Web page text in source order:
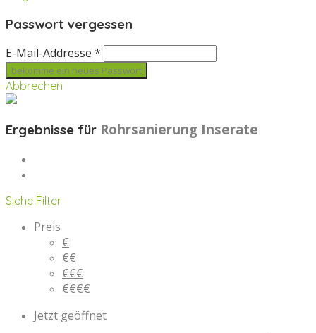
Passwort vergessen
E-Mail-Addresse *
Abbrechen
Ergebnisse für Rohrsanierung Inserate
Siehe Filter
Preis
€
€€
€€€
€€€€
Jetzt geöffnet